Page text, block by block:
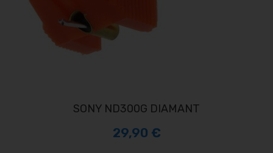
SONY ND300G DIAMANT
29,90 €